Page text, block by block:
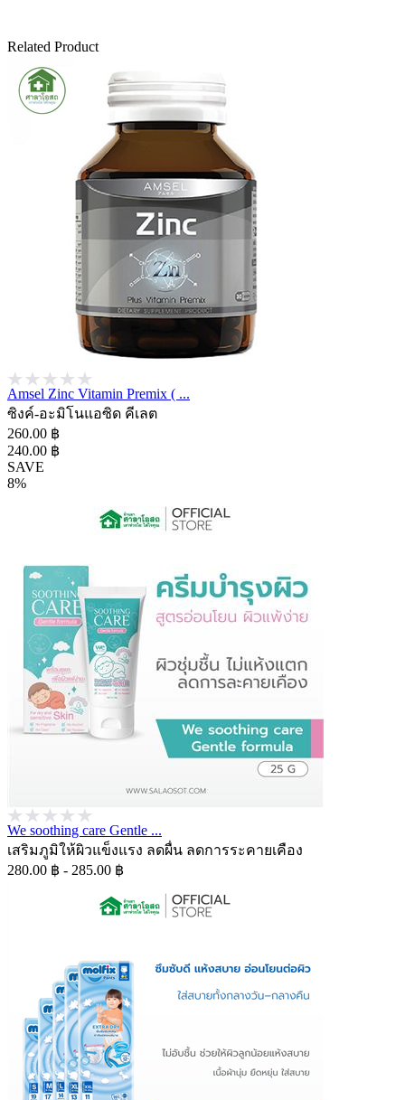
Related Product
Amsel Zinc Vitamin Premix ( ...
ซิงค์-อะมิโนแอซิด คีเลต
260.00 ฿
240.00 ฿
SAVE
8%
We soothing care Gentle ...
เสริมภูมิให้ผิวแข็งแรง ลดผื่น ลดการระคายเคือง
280.00 ฿ - 285.00 ฿